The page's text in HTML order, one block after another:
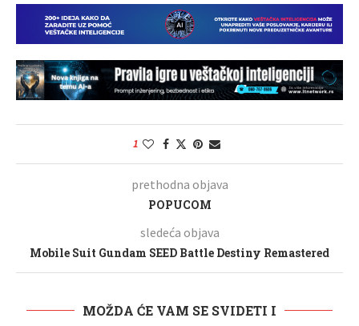
1
prethodna objava
POPUCOM
sledeća objava
Mobile Suit Gundam SEED Battle Destiny Remastered
MOŽDA ĆE VAM SE SVIDETI I